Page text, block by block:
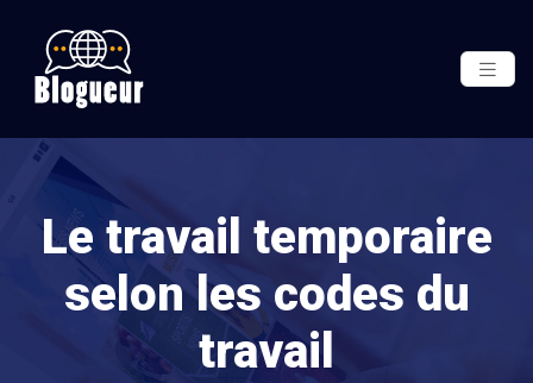
Le travail temporaire
selon les codes du
travail